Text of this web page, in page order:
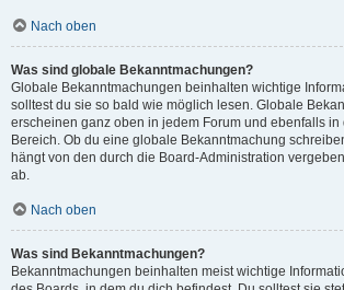
Nach oben
Was sind globale Bekanntmachungen?
Globale Bekanntmachungen beinhalten wichtige
solltest du sie so bald wie möglich lesen. Globale
erscheinen ganz oben in jedem Forum und ebenfalls
Bereich. Ob du eine globale Bekanntmachung
hängt von den durch die Board-Administration
ab.
Nach oben
Was sind Bekanntmachungen?
Bekanntmachungen beinhalten meist wichtige